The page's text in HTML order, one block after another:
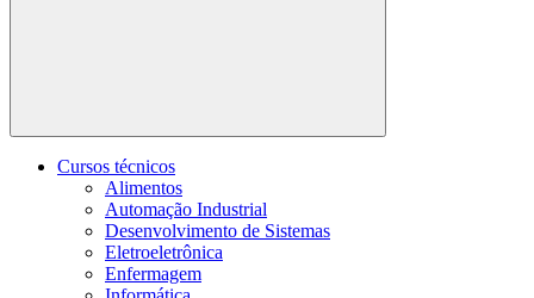
Buscar
Cursos técnicos
Alimentos
Automação Industrial
Desenvolvimento de Sistemas
Eletroeletrônica
Enfermagem